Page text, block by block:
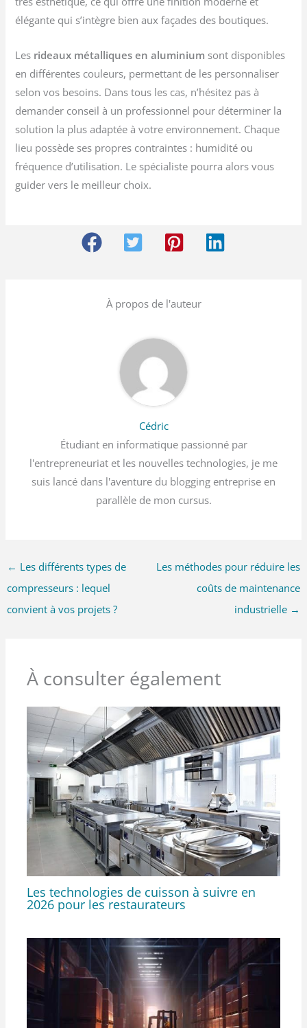
élégante qui s’intègre bien aux façades des boutiques.
Les rideaux métalliques en aluminium sont disponibles
en différentes couleurs, permettant de les personnaliser
selon vos besoins. Dans tous les cas, n’hésitez pas à
demander conseil à un professionnel pour déterminer la
solution la plus adaptée à votre environnement. Chaque
lieu possède ses propres contraintes : humidité ou
fréquence d’utilisation. Le spécialiste pourra alors vous
guider vers le meilleur choix.
À propos de l'auteur
Cédric
Étudiant en informatique passionné par
l'entrepreneuriat et les nouvelles technologies, je me
suis lancé dans l'aventure du blogging entreprise en
parallèle de mon cursus.
← Les différents types de
compresseurs : lequel
convient à vos projets ?
Les méthodes pour réduire les
coûts de maintenance
industrielle →
À consulter également
Les technologies de cuisson à suivre en
2026 pour les restaurateurs